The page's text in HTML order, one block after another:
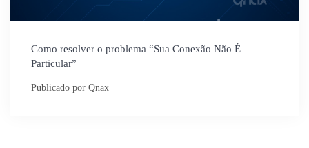
Como resolver o problema “Sua Conexão Não É
Particular”